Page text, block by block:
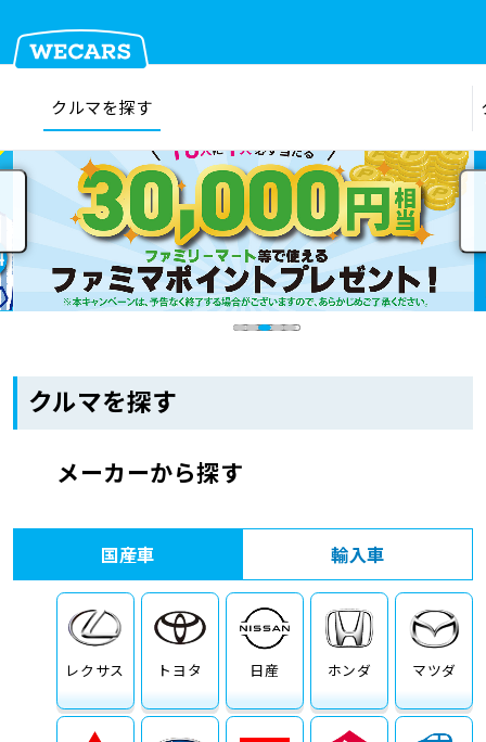
在庫検索
クルマを探す
クルマを売る
車検見積
車検料金・メニュー
品質管理とサポート体制
お役立ち情報
お問い合わせ
クルマを探す
クルマを探す
メーカーから探す
国産車
レクサス トヨタ 日産 ホンダ マツダ
輸入車